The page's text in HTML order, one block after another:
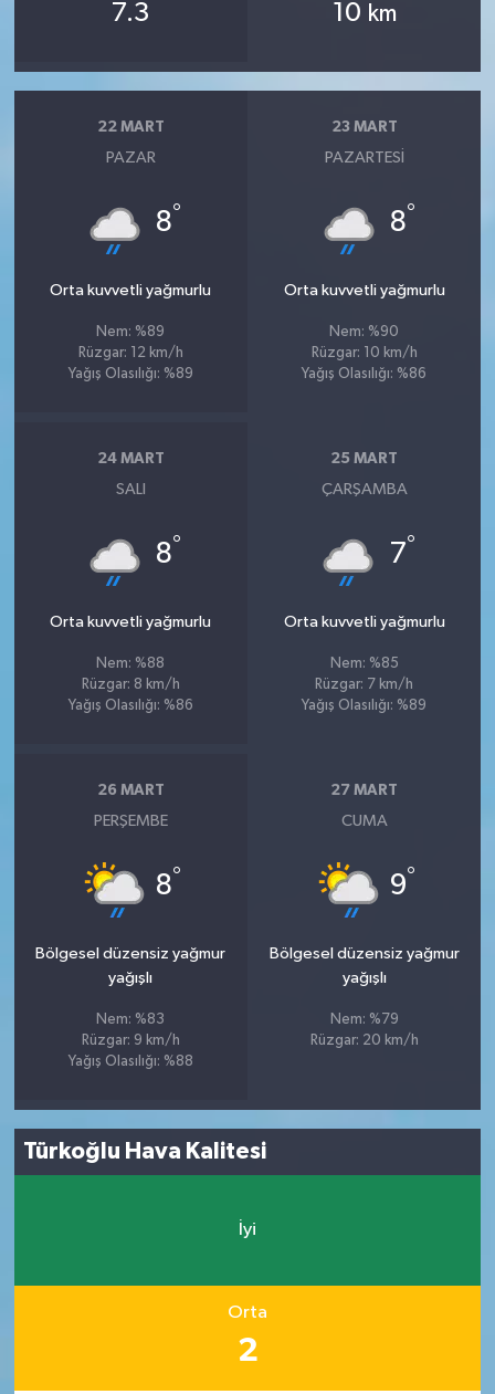
7.3 10 km
22 MART
PAZAR
8°
Orta kuvvetli yağmurlu
Nem: %89
Rüzgar: 12 km/h
Yağış Olasılığı: %89
23 MART
PAZARTESI
8°
Orta kuvvetli yağmurlu
Nem: %90
Rüzgar: 10 km/h
Yağış Olasılığı: %86
24 MART
SALI
8°
Orta kuvvetli yağmurlu
Nem: %88
Rüzgar: 8 km/h
Yağış Olasılığı: %86
25 MART
ÇARŞAMBA
7°
Orta kuvvetli yağmurlu
Nem: %85
Rüzgar: 7 km/h
Yağış Olasılığı: %89
26 MART
PERŞEMBE
8°
Bölgesel düzensiz yağmur
yağışlı
Nem: %83
Rüzgar: 9 km/h
Yağış Olasılığı: %88
27 MART
CUMA
9°
Bölgesel düzensiz yağmur
yağışlı
Nem: %79
Rüzgar: 20 km/h
Türkoğlu Hava Kalitesi
İyi
Orta
2